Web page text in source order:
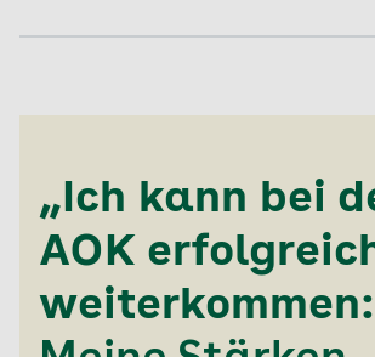
„Ich kann bei
AOK
weiterkommen: